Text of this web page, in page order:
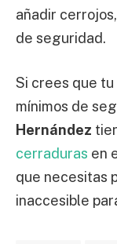
añadir
de seguridad.
Si crees que
mínimos de
Hernández
cerraduras en
que necesitas
inaccesible